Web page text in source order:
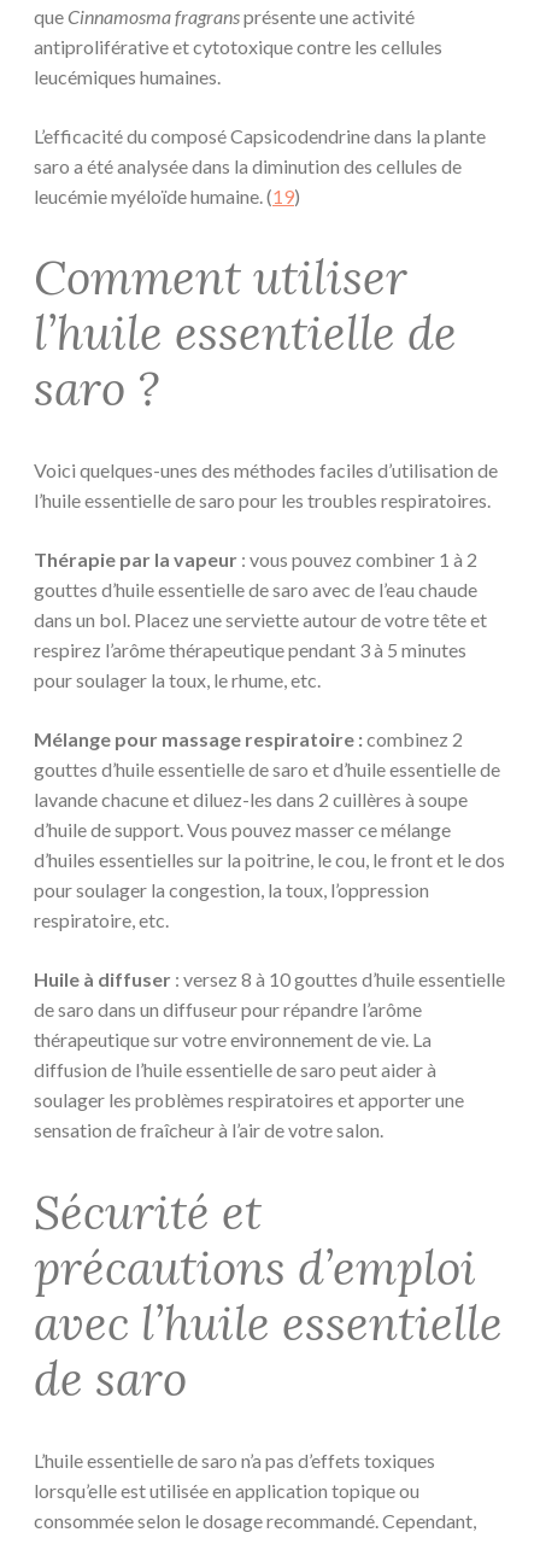
queCinnamosma fragransprésente une activité
antiproliférative et cytotoxique contre les cellules
leucémiques humaines.
L’efficacité du composé Capsicodendrine dans la plante
saro a été analysée dans la diminution des cellules de
leucémie myéloïde humaine. (19)
Comment utiliser
l’huile essentielle de
saro ?
Voici quelques-unes des méthodes faciles d’utilisation de
l’huile essentielle de saro pour les troubles respiratoires.
Thérapie par la vapeur : vous pouvez combiner 1 à 2
gouttes d’huile essentielle de saro avec de l’eau chaude
dans un bol. Placez une serviette autour de votre tête et
respirez l’arôme thérapeutique pendant 3 à 5 minutes
pour soulager la toux, le rhume, etc.
Mélange pour massage respiratoire :combinez 2
gouttes d’huile essentielle de saro et d’huile essentielle de
lavande chacune et diluez-les dans 2 cuillères à soupe
d’huile de support. Vous pouvez masser ce mélange
d’huiles essentielles sur la poitrine, le cou, le front et le dos
pour soulager la congestion, la toux, l’oppression
respiratoire, etc.
Huile à diffuser : versez 8 à 10 gouttes d’huile essentielle
de saro dans un diffuseur pour répandre l’arôme
thérapeutique sur votre environnement de vie. La
diffusion de l’huile essentielle de saro peut aider à
soulager les problèmes respiratoires et apporter une
sensation de fraîcheur à l’air de votre salon.
Sécurité et
précautions d’emploi
avec l’huile essentielle
de saro
L’huile essentielle de saro n’a pas d’effets toxiques
lorsqu’elle est utilisée en application topique ou
consommée selon le dosage recommandé. Cependant,